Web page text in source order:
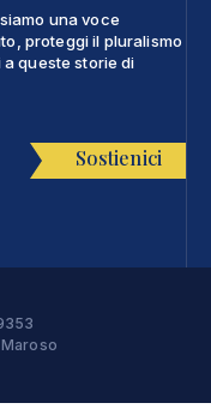
una voce
proteggi il pluralismo
queste storie di
Sostienici